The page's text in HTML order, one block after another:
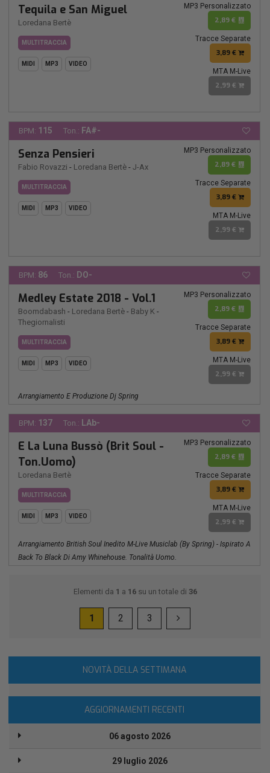
Tequila e San Miguel
Loredana Bertè
MULTITRACCIA
MIDI MP3 VIDEO
MP3 Personalizzato
2,89 €
Tracce Separate
3,89 €
MTA M-Live
2,99 €
BPM: 115 Ton.: FA#-
Senza Pensieri
Fabio Rovazzi - Loredana Bertè - J-Ax
MULTITRACCIA
MIDI MP3 VIDEO
MP3 Personalizzato
2,89 €
Tracce Separate
3,89 €
MTA M-Live
2,99 €
BPM: 86 Ton.: DO-
Medley Estate 2018 - Vol.1
Boomdabash - Loredana Bertè - Baby K -
Thegiornalisti
MULTITRACCIA
MIDI MP3 VIDEO
MP3 Personalizzato
2,89 €
Tracce Separate
3,89 €
MTA M-Live
2,99 €
Arrangiamento E Produzione Dj Spring
BPM: 137 Ton.: LAb-
E La Luna Bussò (Brit Soul -
Ton.Uomo)
Loredana Bertè
MULTITRACCIA
MIDI MP3 VIDEO
MP3 Personalizzato
2,89 €
Tracce Separate
3,89 €
MTA M-Live
2,99 €
Arrangiamento British Soul Inedito M-Live Musiclab (by Spring) - Ispirato A
Back To Black Di Amy Whinehouse. Tonalità Uomo.
Elementi da 1 a 16su un totale di 36
1 2 3
NOVITÀ DELLA SETTIMANA
AGGIORNAMENTI RECENTI
06 agosto 2026
29 luglio 2026